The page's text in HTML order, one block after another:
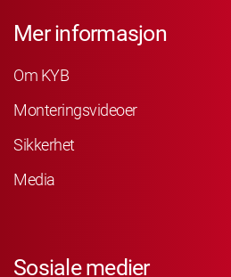
Mer informasjon
Om KYB
Monteringsvideoer
Sikkerhet
Media
Sosiale medier